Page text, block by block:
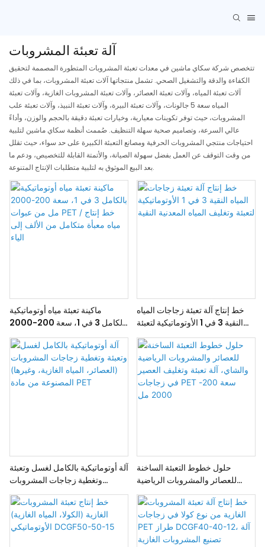
آلة تعبئة المشروبات
تتخصص شركة سكاي ماشين في معدات تعبئة المشروبات المتطورة المصممة لتحقيق
الكفاءة والدقة والتشغيل الصحي. تشمل منتجاتها آلات تعبئة المشروبات، بما في ذلك
آلات تعبئة المياه، وآلات تعبئة العصائر، وآلات تعبئة المشروبات الغازية، وآلات تعبئة
المياه سعة 5 جالونات، وآلات تعبئة البيرة، وآلات تعبئة النبيذ، وآلات تعبئة علب
المشروبات، حيث توفر تكوينات معيارية، وخيارات تعبئة دقيقة بالحجم والوزن، وأداءً
عالي السرعة، وتصاميم صحية سهلة التنظيف. صُممت أنظمة سكاي ماشين لتلبية
احتياجات منتجي المشروبات الحرفية ومصانع التعبئة الكبيرة على حد سواء، حيث تقلل
من وقت التوقف عن العمل بفضل سهولة الصيانة، والأتمتة القابلة للتخصيص، ودعم ما
بعد البيع الموثوق به لتلبية متطلبات الإنتاج المتنوعة.
ماكينة تعبئة مياه أوتوماتيكية
بالكامل 3 في 1، سعة 200-2000
مل من عبوات PET / خط إنتاج مياه
معبأة متكامل من الألف إلى الياء
خط إنتاج آلة تعبئة زجاجات المياه
النقية 3 في 1 الأوتوماتيكية لتعبئة
وتغليف المياه المعدنية النقية
آلة أوتوماتيكية بالكامل لغسل وتعبئة
وتغطية زجاجات المشروبات
(العصائر، المياه الغازية، وغيرها)
المصنوعة من مادة PET
حلول خطوط التعبئة الساخنة
للعصائر والمشروبات الرياضية
والشاي، آلة تعبئة وتغليف العصير
في زجاجات PET سعة 200-
2000 مل